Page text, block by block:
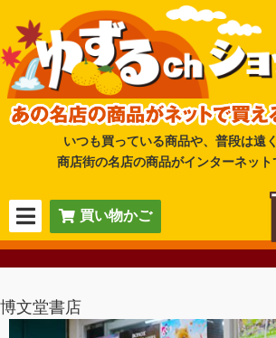
いつも買っている商品や、普段は遠
商店街の名店の商品がインターネット
買い物かご
博文堂書店